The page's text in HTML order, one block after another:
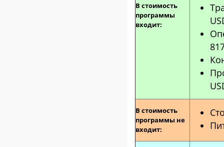
В стоимость
программы
входит:
В стоимость
программы не
входит: